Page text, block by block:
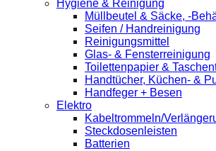
Hygiene & Reinigung
Müllbeutel & Säcke, -
Seifen / Handreinigung
Reinigungsmittel
Glas- & Fensterreinigung
Toilettenpapier &
Handtücher, Küchen- &
Handfeger + Besen
Elektro
Kabeltrommeln/
Steckdosenleisten
Batterien